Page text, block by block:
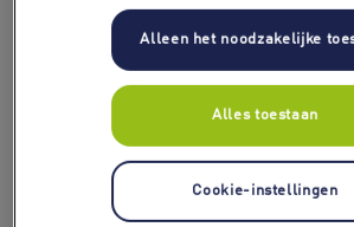
Alleen het noodzakelijke
Alles toestaan
Cookie-instellingen